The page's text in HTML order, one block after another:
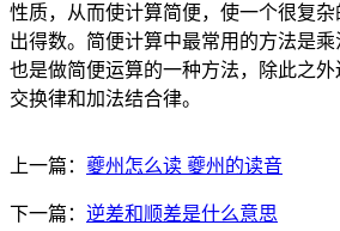
性质，从而使计算简便，使一个很复
出得数。简便计算中最常用的方法是
也是做简便运算的一种方法，除此之
交换律和加法结合律。
上一篇： 夔州怎么读 夔州的读音
下一篇： 逆差和顺差是什么意思